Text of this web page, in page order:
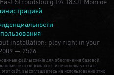
installation: play right in your
2009 — 2526
файлы cookie для обеспечения базовой
не отслеживаются и не используются в
сайт, вы соглашаетесь на использование этих